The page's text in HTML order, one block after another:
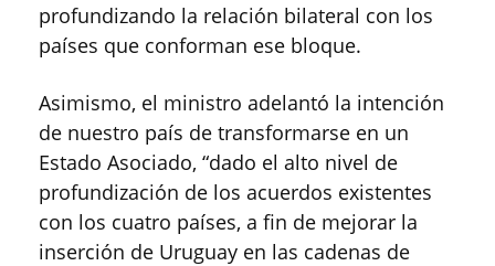
profundizando la relación bilateral con los
países que conforman ese bloque.
Asimismo, el ministro adelantó la intención
de nuestro país de transformarse en un
Estado Asociado, “dado el alto nivel de
profundización de los acuerdos existentes
con los cuatro países, a fin de mejorar la
inserción de Uruguay en las cadenas de